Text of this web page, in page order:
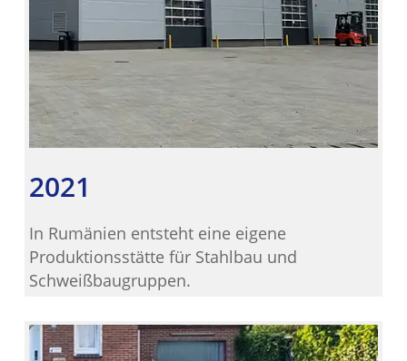
2021
In Rumänien entsteht eine eigene
Produktionsstätte für Stahlbau und
Schweißbaugruppen.